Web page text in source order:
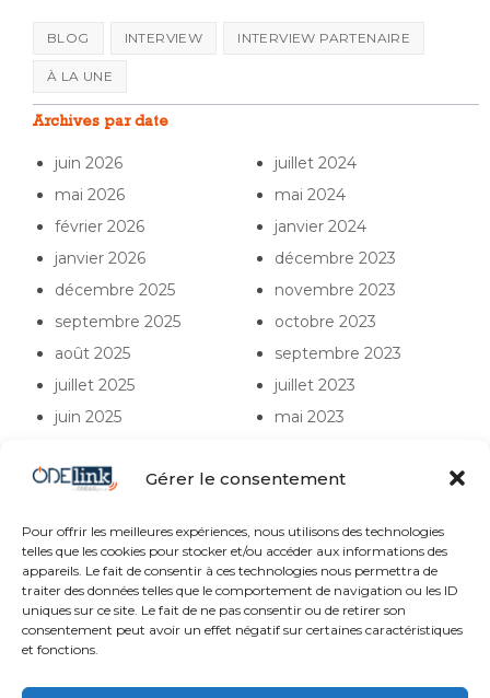
Gérer le consentement
Pour offrir les meilleures expériences, nous utilisons des technologies
telles que les cookies pour stocker et/ou accéder aux informations des
appareils. Le fait de consentir à ces technologies nous permettra de
traiter des données telles que le comportement de navigation ou les ID
uniques sur ce site. Le fait de ne pas consentir ou de retirer son
consentement peut avoir un effet négatif sur certaines caractéristiques
et fonctions.
BLOG INTERVIEW INTERVIEW PARTENAIRE
À LA UNE
Archives par date
juin 2026
mai 2026
février 2026
janvier 2026
décembre 2025
septembre 2025
août 2025
juillet 2025
juin 2025
février 2025
octobre 2024
juillet 2024
mai 2024
janvier 2024
décembre 2023
novembre 2023
octobre 2023
septembre 2023
juillet 2023
mai 2023
mars 2023
janvier 2023